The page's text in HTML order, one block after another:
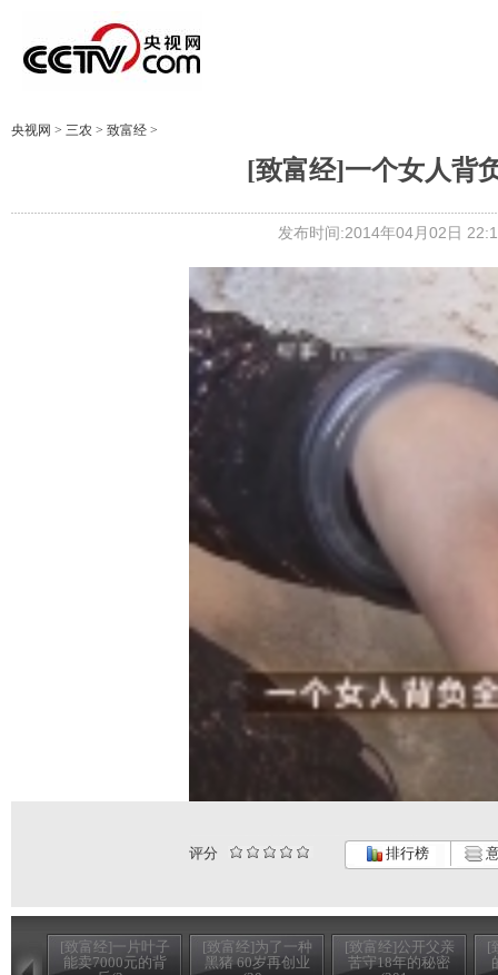
央视网 > 三农 > 致富经 >
[致富经]一个女人背
发布时间:2014年04月02日
评分 排行榜
[致富经]一片叶子
能卖7000元的背
[致富经]为了一种
黑猪 60岁再创业
[致富经]公开父亲
苦守18年的秘密
[